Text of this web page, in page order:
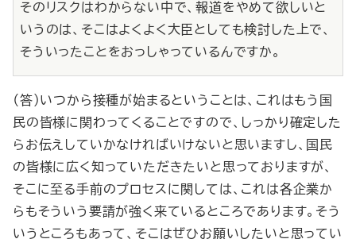
そのリスクはわからない中で、報道をやめて欲しいと
いうのは、そこはよくよく大臣としても検討した上で、
そういったことをおっしゃっているんですか。
（答）いつから接種が始まるということは、これはもう国
民の皆様に関わってくることですので、しっかり確定した
らお伝えしていかなければいけないと思いますし、国民
の皆様に広く知っていただきたいと思っておりますが、
そこに至る手前のプロセスに関しては、これは各企業か
らもそういう要請が強く来ているところであります。そう
いうところもあって、そこはぜひお願いしたいと思ってい